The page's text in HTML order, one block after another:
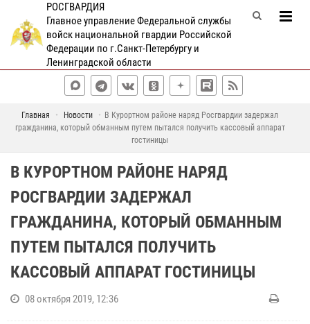
РОСГВАРДИЯ
Главное управление Федеральной службы
войск национальной гвардии Российской
Федерации по г.Санкт-Петербургу и
Ленинградской области
Главная Новости
В Курортном районе наряд Росгвардии задержал
гражданина, который обманным путем пытался получить кассовый аппарат
гостиницы
В КУРОРТНОМ РАЙОНЕ НАРЯД
РОСГВАРДИИ ЗАДЕРЖАЛ
ГРАЖДАНИНА, КОТОРЫЙ ОБМАННЫМ
ПУТЕМ ПЫТАЛСЯ ПОЛУЧИТЬ
КАССОВЫЙ АППАРАТ ГОСТИНИЦЫ
08 октября 2019, 12:36